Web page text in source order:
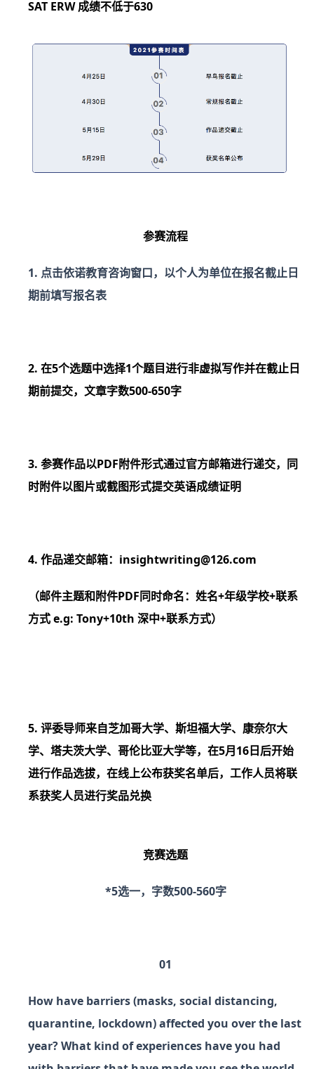
SAT ERW 成绩不低于630
参赛流程
1. 点击依诺教育咨询窗口， 以个人为单位在报名截止日
期前填写报名表
2. 在5个选题中选择1个题目进行非虚拟写作并在截止日
期前提交，文章字数500-650字
3. 参赛作品以PDF附件形式通过官方邮箱进行递交，同
时附件以图片或截图形式提交英语成绩证明
4. 作品递交邮箱： insightwriting@126.com
（邮件主题和附件PDF同时命名：姓名+年级学校+联系
方式 e.g: Tony+10th 深中+联系方式）
5. 评委导师来自芝加哥大学、斯坦福大学、康奈尔大
学、塔夫茨大学、哥伦比亚大学等，在5月16日后开始
进行作品选拔，在线上公布获奖名单后，工作人员将联
系获奖人员进行奖品兑换
竞赛选题
*5选一，字数500-560字
01
How have barriers (masks, social distancing,
quarantine, lockdown) affected you over the last
year? What kind of experiences have you had